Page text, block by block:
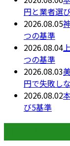
円と業者選
2026.08.05
つの基準
2026.08.04
つの基準
2026.08.03
円で失敗し
2026.08.02
び5基準